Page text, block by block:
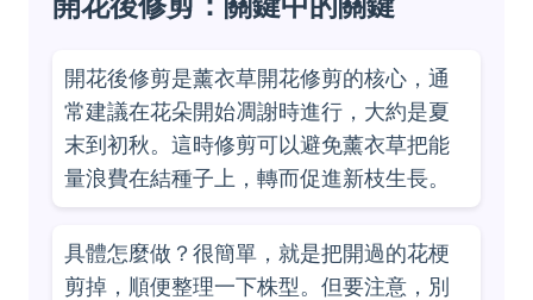
開花後修剪是薰衣草開花修剪的核心，通
常建議在花朵開始凋謝時進行，大約是夏
末到初秋。這時修剪可以避免薰衣草把能
量浪費在結種子上，轉而促進新枝生長。
具體怎麼做？很簡單，就是把開過的花梗
剪掉，順便整理一下株型。但要注意，別